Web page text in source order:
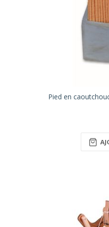
Pied en